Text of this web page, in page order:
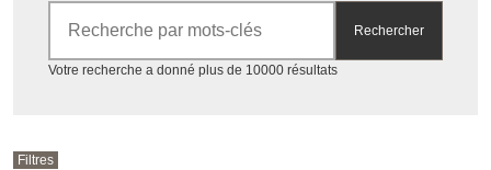
Rechercher
Votre recherche a donné plus de 10000 résultatsAccéder aux résultats
Filtres